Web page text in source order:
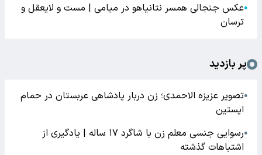
●عکس جنجالی همسر نتانیاهو در میامی | مست و لایعقل و
ترسان
پر بازدید
●تصویر عزیزه الاحمدی؛ زن دربار پادشاهی عربستان در حمام
اپستین
●
رسوایی جنسی معلم زن با شاگرد ۱۷ ساله | یادگیری از
اشتباهات گذشته